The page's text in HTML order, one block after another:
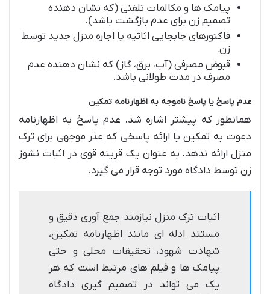
پیامک ها و مکالمات تلفنی (که نشان دهنده
تصمیم زن برای عدم بازگشت باشد).
فاکتورهای جابجایی اثاثیه یا اجاره منزل جدید توسط
زن.
قبوض مصرفی (آب، برق، گاز) که نشان دهنده عدم
مصرف در مدت طولانی باشد.
عدم پاسخ یا پاسخ ناموجه به اظهارنامه تمکین
همانطور که پیشتر اشاره شد، عدم پاسخ به اظهارنامه
دعوت به تمکین یا ارائه پاسخی که عذر موجهی برای ترک
منزل ارائه ندهد، به عنوان یک قرینه قوی در اثبات نشوز
زن توسط دادگاه مورد توجه قرار می گیرد.
اثبات ترک منزل نیازمند جمع آوری دقیق و
مستند ادله ای مانند اظهارنامه تمکین،
شهادت شهود، تحقیقات محلی و حتی
پیامک ها و فیلم های مرتبط است که هر
یک می تواند در تصمیم گیری دادگاه